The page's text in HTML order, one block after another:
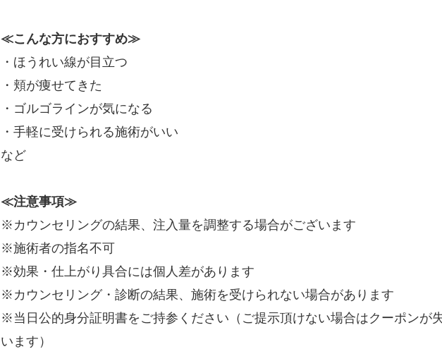
≪こんな方におすすめ≫
・ほうれい線が目立つ
・頬が痩せてきた
・ゴルゴラインが気になる
・手軽に受けられる施術がいい
など
≪注意事項≫
※カウンセリングの結果、注入量を調整する場合がございます
※施術者の指名不可
※効果・仕上がり具合には個人差があります
※カウンセリング・診断の結果、施術を受けられない場合があります
※当日公的身分証明書をご持参ください（ご提示頂けない場合はクーポンが
います）